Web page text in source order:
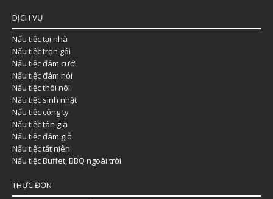
DỊCH VỤ
Nấu tiệc tại nhà
Nấu tiệc trọn gói
Nấu tiệc đám cưới
Nấu tiệc đám hỏi
Nấu tiệc thôi nôi
Nấu tiệc sinh nhật
Nấu tiệc công ty
Nấu tiệc tân gia
Nấu tiệc đám giỗ
Nấu tiệc tất niên
Nấu tiệc Buffet, BBQ ngoài trời
THỰC ĐƠN